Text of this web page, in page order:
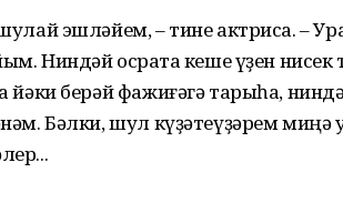
эшләйем, – тине актриса. –
Ниндәй осраҡта кеше үҙен нисек
йәки берәй фажиғәгә тарыһа,
Бәлки, шул күҙәтеүҙәрем